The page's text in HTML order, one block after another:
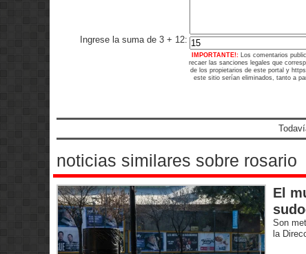
Ingrese la suma de 3 + 12:
IMPORTANTE!: Los comentarios
recaer las sanciones legales que
de los propietarios de este portal y
este sitio serían eliminados, tanto a
noticias similares sobre rosario
El
Son
la